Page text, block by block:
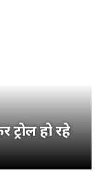
हो रहे